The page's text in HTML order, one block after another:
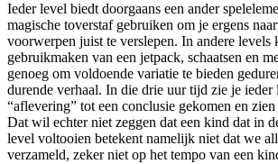
Ieder level biedt doorgaans een ander
magische toverstaf gebruiken om je ergens
voorwerpen juist te verslepen. In andere levels
gebruikmaken van een jetpack, schaatsen en
genoeg om voldoende variatie te bieden
durende verhaal. In die drie uur tijd zie je ieder
“aflevering” tot een conclusie gekomen en
Dat wil echter niet zeggen dat een kind dat in
level voltooien betekent namelijk niet dat we
verzameld, zeker niet op het tempo van een